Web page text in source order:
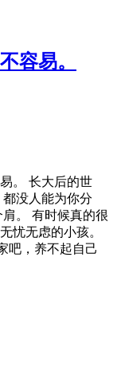
容易。
。 长大后的世
没人能为你分
。 有时候真的很
忧无虑的小孩。
吧，养不起自己